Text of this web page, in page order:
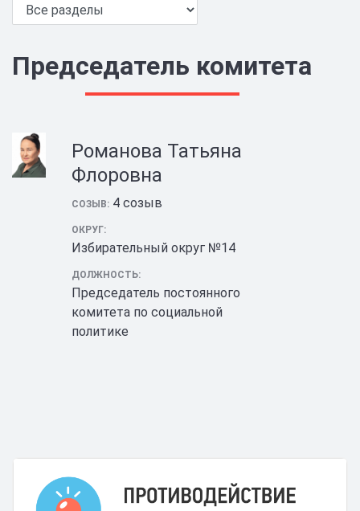
Председатель комитета
Романова Татьяна
Флоровна
СОЗЫВ: 4 созыв
ОКРУГ:
Избирательный округ №14
ДОЛЖНОСТЬ:
Председатель постоянного
комитета по социальной
политике